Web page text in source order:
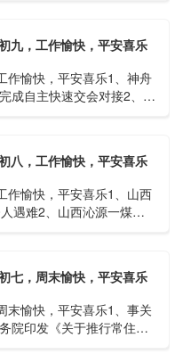
九，工作愉快，平安喜乐
作愉快，平安喜乐1、神舟
成自主快速交会对接2、山
八，工作愉快，平安喜乐
作愉快，平安喜乐1、山西
遇难2、山西沁源一煤矿
七，周末愉快，平安喜乐
末愉快，平安喜乐1、事关
院印发《关于推行常住地